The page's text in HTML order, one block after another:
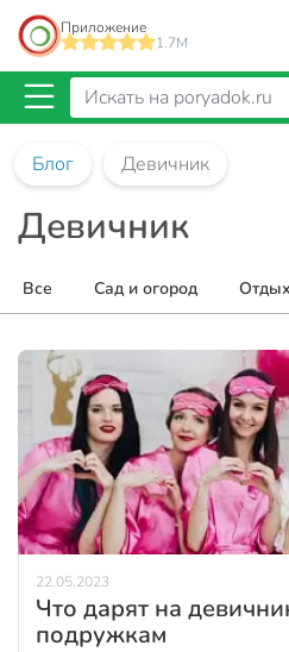
Приложение
1.7M
Блог Девичник
Девичник
Все Сад и огород
Что дарят на
подружкам
22.05.2023